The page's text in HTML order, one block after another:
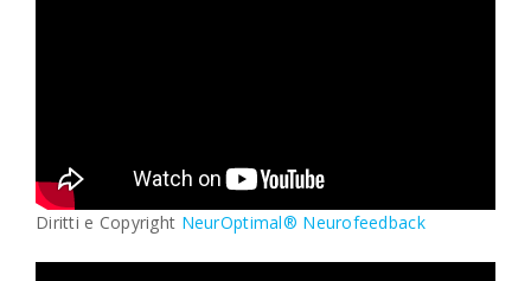
Diritti e Copyright NeurOptimal® Neurofeedback